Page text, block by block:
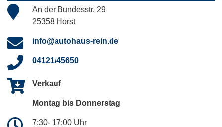
An der Bundesstr. 29
25358 Horst
info@autohaus-rein.de
04121/45650
Verkauf
Montag bis Donnerstag
7:30- 17:00 Uhr